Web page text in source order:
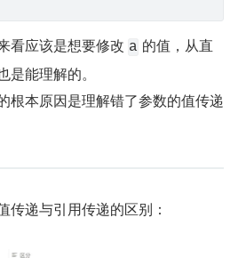
看应该是想要修改 a 的值，从直
能理解的。
根本原因是理解错了参数的值传递
传递与引用传递的区别：